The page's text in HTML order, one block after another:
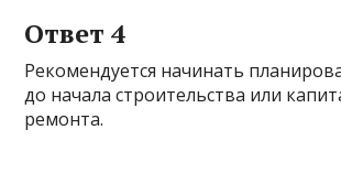
Ответ 4
Рекомендуется начинать
до начала строительства или
ремонта.